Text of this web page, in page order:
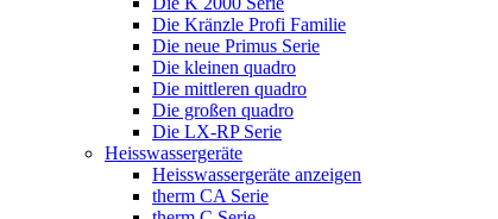
Die Kränzle Profi Familie
Die neue Primus Serie
Die kleinen quadro
Die mittleren quadro
Die großen quadro
Die LX-RP Serie
Heisswassergeräte
Heisswassergeräte anzeigen
therm CA Serie